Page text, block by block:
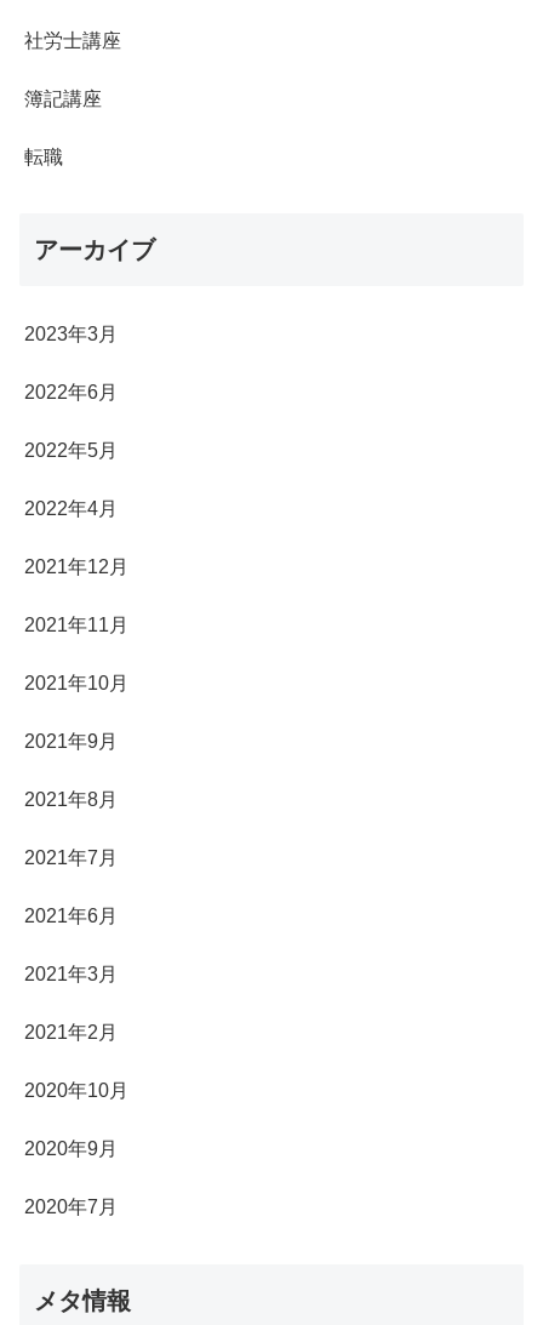
社労士講座
簿記講座
転職
アーカイブ
2023年3月
2022年6月
2022年5月
2022年4月
2021年12月
2021年11月
2021年10月
2021年9月
2021年8月
2021年7月
2021年6月
2021年3月
2021年2月
2020年10月
2020年9月
2020年7月
メタ情報